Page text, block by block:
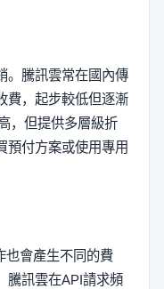
。騰訊雲常在國內傳
費，起步較低但逐漸
，但提供多層級折
預付方案或使用專用
會產生不同的費
騰訊雲在API請求頻